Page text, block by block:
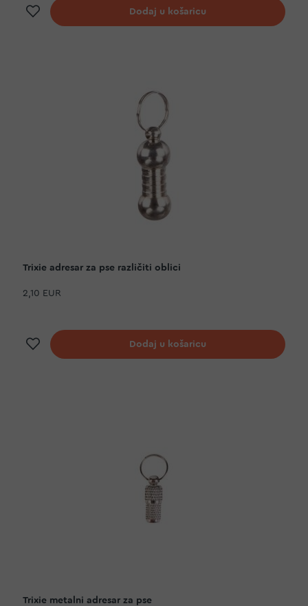
Dodaj na listu želja
Dodaj u košaricu
Trixie adresar za pse različiti oblici
2,10 EUR
Dodaj na listu želja
Dodaj u košaricu
Trixie metalni adresar za pse